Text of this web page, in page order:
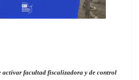
activar facultad fiscalizadora y de control